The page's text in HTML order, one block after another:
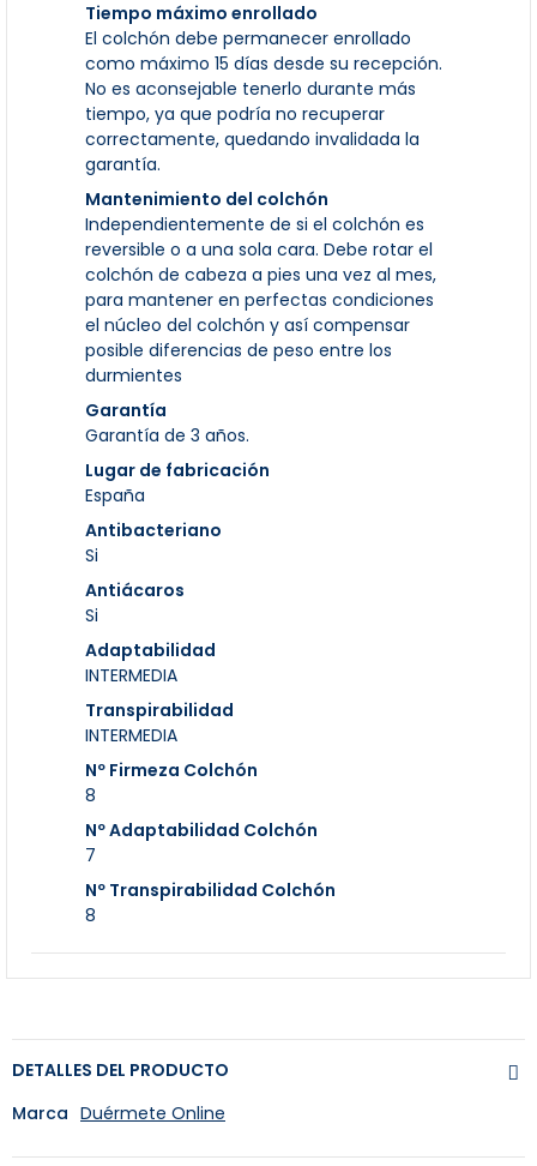
Tiempo máximo enrollado
El colchón debe permanecer enrollado
como máximo 15 días desde su recepción.
No es aconsejable tenerlo durante más
tiempo, ya que podría no recuperar
correctamente, quedando invalidada la
garantía.
Mantenimiento del colchón
Independientemente de si el colchón es
reversible o a una sola cara. Debe rotar el
colchón de cabeza a pies una vez al mes,
para mantener en perfectas condiciones
el núcleo del colchón y así compensar
posible diferencias de peso entre los
durmientes
Garantía
Garantía de 3 años.
Lugar de fabricación
España
Antibacteriano
Si
Antiácaros
Si
Adaptabilidad
INTERMEDIA
Transpirabilidad
INTERMEDIA
Nº Firmeza Colchón
8
Nº Adaptabilidad Colchón
7
Nº Transpirabilidad Colchón
8
DETALLES DEL PRODUCTO
Marca Duérmete Online